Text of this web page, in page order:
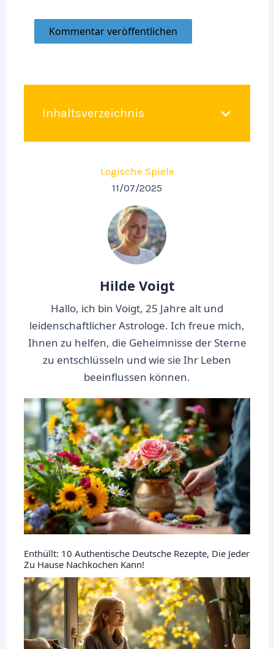
Inhaltsverzeichnis
Logische Spiele
11/07/2025
Hilde Voigt
Hallo, ich bin Voigt, 25 Jahre alt und
leidenschaftlicher Astrologe. Ich freue mich,
Ihnen zu helfen, die Geheimnisse der Sterne
zu entschlüsseln und wie sie Ihr Leben
beeinflussen können.
Enthüllt: 10 Authentische Deutsche Rezepte, Die Jeder
Zu Hause Nachkochen Kann!